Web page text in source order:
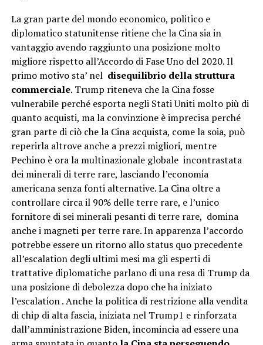
La gran parte del mondo economico, politico e
diplomatico statunitense ritiene che la Cina sia in
vantaggio avendo raggiunto una posizione molto
migliore rispetto all’Accordo di Fase Uno del 2020. Il
primo motivo sta’ nel disequilibrio della struttura
commerciale. Trump riteneva che la Cina fosse
vulnerabile perché esporta negli Stati Uniti molto più di
quanto acquisti, ma la convinzione è imprecisa perché
gran parte di ciò che la Cina acquista, come la soia, può
reperirla altrove anche a prezzi migliori, mentre
Pechino è ora la multinazionale globale incontrastata
dei minerali di terre rare, lasciando l’economia
americana senza fonti alternative. La Cina oltre a
controllare circa il 90% delle terre rare, e l’unico
fornitore di sei minerali pesanti di terre rare, domina
anche i magneti per terre rare. In apparenza l’accordo
potrebbe essere un ritorno allo status quo precedente
all’escalation degli ultimi mesi ma gli esperti di
trattative diplomatiche parlano di una resa di Trump da
una posizione di debolezza dopo che ha iniziato
l’escalation . Anche la politica di restrizione alla vendita
di chip di alta fascia, iniziata nel Trump1 e rinforzata
dall’amministrazione Biden, incomincia ad essere una